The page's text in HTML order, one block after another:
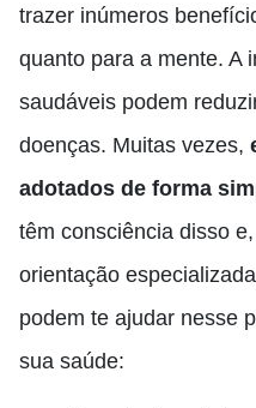
trazer inúmeros
quanto para a mente. A
saudáveis ​​podem
doenças. Muitas vezes,
adotados de forma
têm consciência disso
orientação
podem te ajudar nesse
sua saúde: